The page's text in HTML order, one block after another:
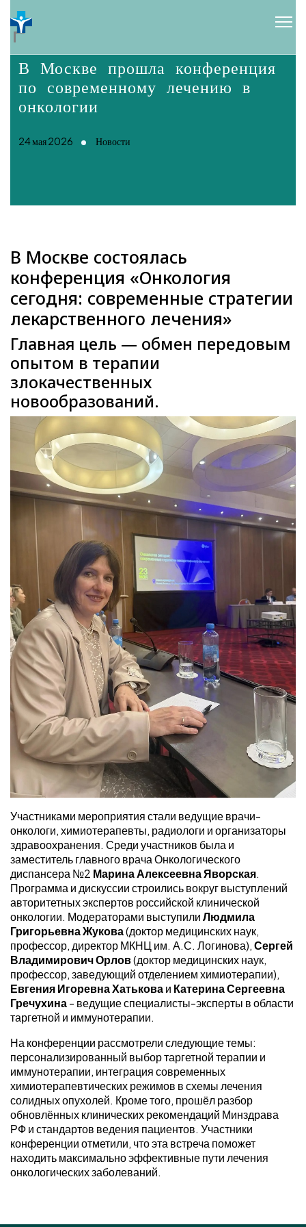
В Москве прошла конференция
по современному лечению в
онкологии
24 мая 2026 Новости
В Москве состоялась
конференция «Онкология
сегодня: современные стратегии
лекарственного лечения»
Главная цель — обмен передовым
опытом в терапии
злокачественных
новообразований.
Участниками мероприятия стали ведущие врачи-
онкологи, химиотерапевты, радиологи и организаторы
здравоохранения. Среди участников была и
заместитель главного врача Онкологического
диспансера №2 Марина Алексеевна Яворская.
Программа и дискуссии строились вокруг выступлений
авторитетных экспертов российской клинической
онкологии. Модераторами выступилиЛюдмила
Григорьевна Жукова(доктор медицинских наук,
профессор, директор МКНЦ им. А.С. Логинова),Сергей
Владимирович Орлов(доктор медицинских наук,
профессор, заведующий отделением химиотерапии),
Евгения Игоревна Хатьковаи Катерина Сергеевна
Гречухина- ведущие специалисты-эксперты в области
таргетной и иммунотерапии.
На конференции рассмотрели следующие темы:
персонализированный выбор таргетной терапии и
иммунотерапии, интеграция современных
химиотерапевтических режимов в схемы лечения
солидных опухолей. Кроме того, прошёл разбор
обновлённых клинических рекомендаций Минздрава
РФ и стандартов ведения пациентов. Участники
конференции отметили, что эта встреча поможет
находить максимально эффективные пути лечения
онкологических заболеваний.